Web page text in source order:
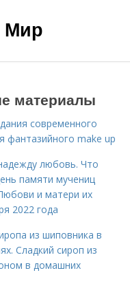
Мир
материалы
современного
фантазийного make up
любовь. Что
памяти мучениц
и матери их
2022 года
из шиповника в
Сладкий сироп из
в домашних